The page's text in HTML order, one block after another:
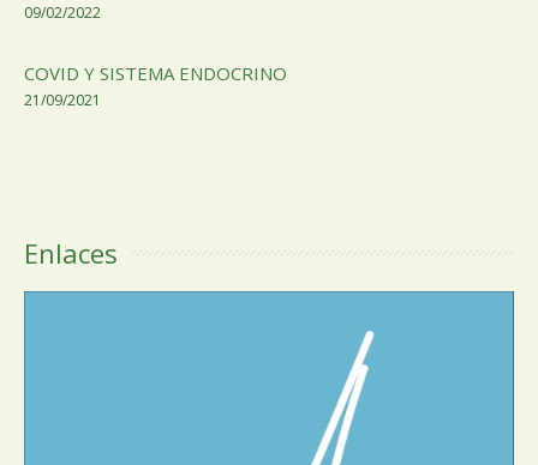
09/02/2022
COVID Y SISTEMA ENDOCRINO
21/09/2021
Enlaces